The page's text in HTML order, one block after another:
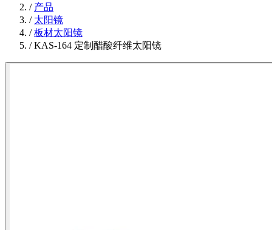
/ 产品
/ 太阳镜
/板材太阳镜
/KAS-164 定制醋酸纤维太阳镜